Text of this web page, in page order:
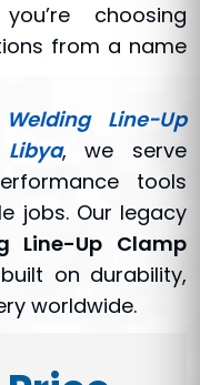
choosing
from a name
Line-Up
, we serve
tools
jobs. Our legacy
Line-Up Clamp
on durability,
worldwide.